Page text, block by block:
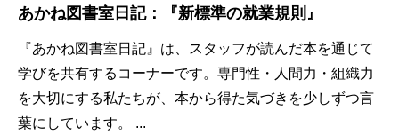
あかね図書室日記：『新標準の就業規則』
『あかね図書室日記』は、スタッフが読んだ本を通じて
学びを共有するコーナーです。専門性・人間力・組織力
を大切にする私たちが、本から得た気づきを少しずつ言
葉にしています。 ...